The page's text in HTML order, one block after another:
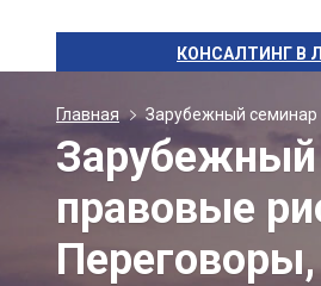
КОНСАЛТИНГ В
Главная Зарубежный семинар
правовые